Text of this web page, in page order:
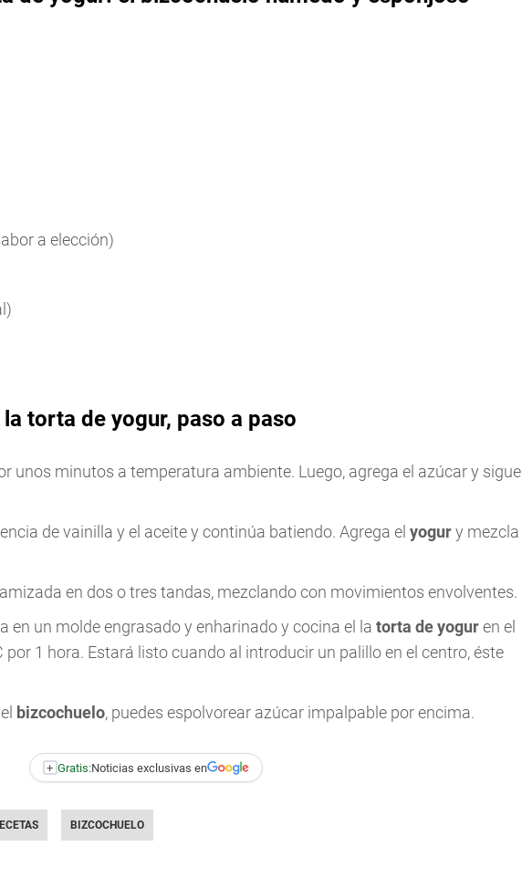
a elección)
torta de yogur, paso a paso
unos minutos a temperatura ambiente. Luego, agrega el azúcar y sigue
de vainilla y el aceite y continúa batiendo. Agrega el yogury mezcla
en dos o tres tandas, mezclando con movimientos envolventes.
en un molde engrasado y enharinado y cocina el la torta de yoguren el
por 1 hora. Estará listo cuando al introducir un palillo en el centro, éste
bizcochuelo, puedes espolvorear azúcar impalpable por encima.
+ Gratis:Noticias exclusivas en
BIZCOCHUELO